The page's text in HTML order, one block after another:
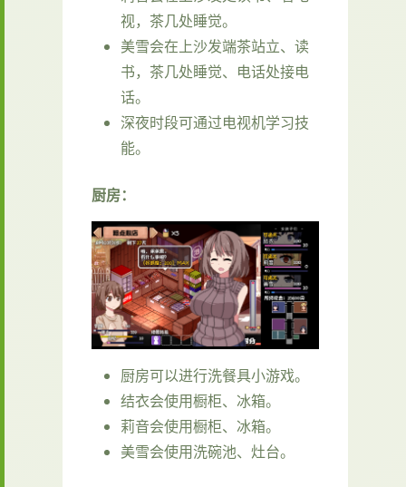
视，茶几处睡觉。
美雪会在上沙发端茶站立、读
书，茶几处睡觉、电话处接电
话。
深夜时段可通过电视机学习技
能。
厨房：
厨房可以进行洗餐具小游戏。
结衣会使用橱柜、冰箱。
莉音会使用橱柜、冰箱。
美雪会使用洗碗池、灶台。